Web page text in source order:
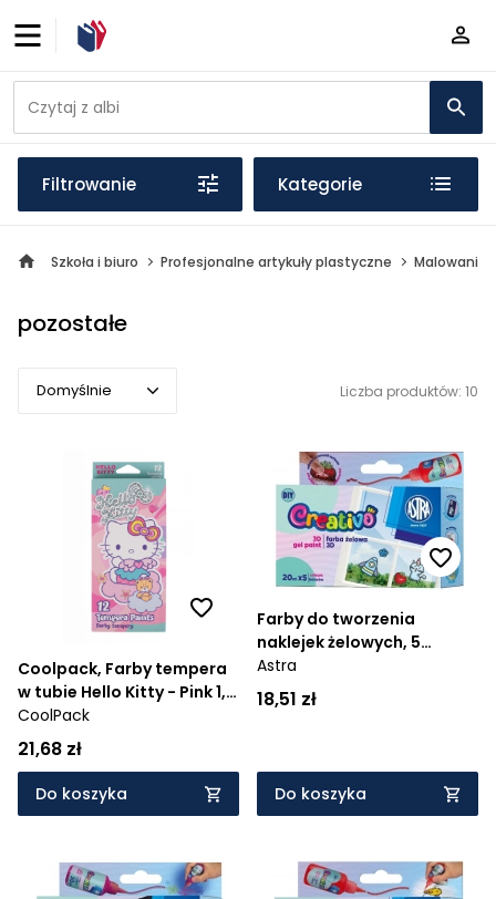
Filtrowanie Kategorie
Szkoła i biuro Profesjonalne artykuły plastyczne Malowanie
pozostałe
Domyślnie
Popularne
Cena rosnąco
Cena malejąco
Od najnowszych
Od najstarszych
Liczba produktów: 10
Coolpack, Farby tempera
w tubie Hello Kitty - Pink 1,
12ml x 12 szt (10586PTR)
CoolPack
21,68 zł
Do koszyka
Farby do tworzenia
naklejek żelowych, 5
kolorów
Astra
18,51 zł
Do koszyka